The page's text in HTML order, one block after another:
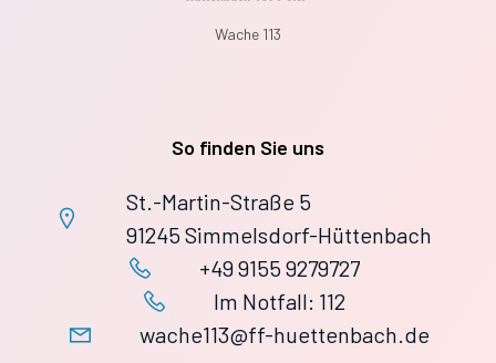
Wache 113
So finden Sie uns
St.-Martin-Straße 5
91245 Simmelsdorf-Hüttenbach
+49 9155 9279727
Im Notfall: 112
wache113@ff-huettenbach.de